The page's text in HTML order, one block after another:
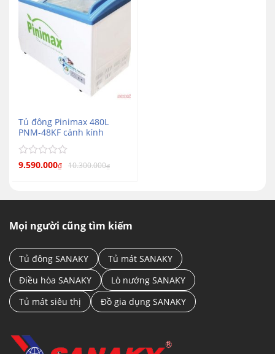
Tủ đông Pinimax 480L
PNM-48KF cánh kính
Được
9.590.000₫ 10.300.000₫
Mọi người cũng tìm kiếm
Tủ đông SANAKY
Tủ mát SANAKY
Điều hòa SANAKY
Lò nướng SANAKY
Tủ mát siêu thị
Đồ gia dụng SANAKY